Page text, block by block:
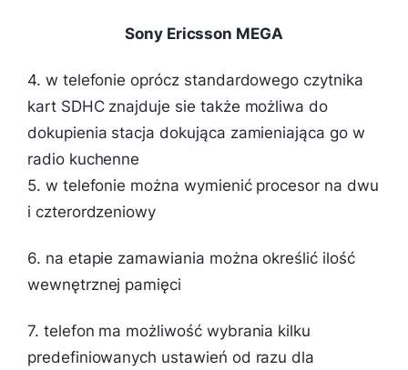
Sony Ericsson MEGA
4. w telefonie oprócz standardowego czytnika
kart SDHC znajduje sie także możliwa do
dokupienia stacja dokująca zamieniająca go w
radio kuchenne
5. w telefonie można wymienić procesor na dwu
i czterordzeniowy
6. na etapie zamawiania można określić ilość
wewnętrznej pamięci
7. telefon ma możliwość wybrania kilku
predefiniowanych ustawień od razu dla